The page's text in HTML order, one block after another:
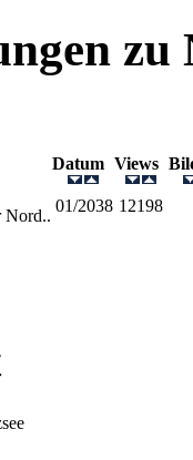
zu
Datum Views
Nord..
01/2038 12198